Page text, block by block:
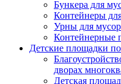
Бункера для
Контейнеры
Урны для
Контейнерные
Детские площадки
дворах
Детская